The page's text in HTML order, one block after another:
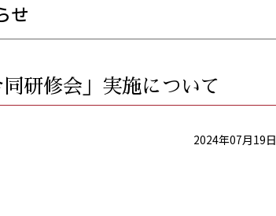
せ
研修会」実施について
2024年07月19日